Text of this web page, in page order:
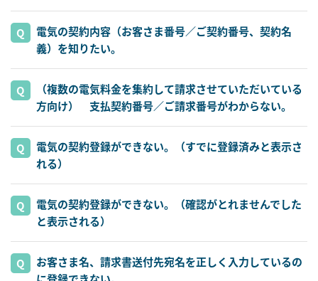
電気の契約内容（お客さま番号／ご契約番号、契約名
義）を知りたい。
（複数の電気料金を集約して請求させていただいている
方向け） 支払契約番号／ご請求番号がわからない。
電気の契約登録ができない。（すでに登録済みと表示さ
れる）
電気の契約登録ができない。（確認がとれませんでした
と表示される）
お客さま名、請求書送付先宛名を正しく入力しているの